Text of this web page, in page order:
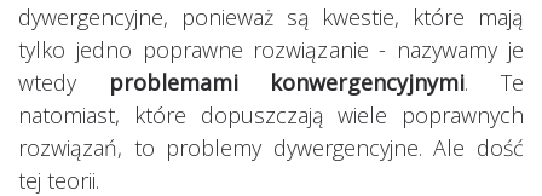
dywergencyjne, ponieważ są kwestie, które mają
tylko jedno poprawne rozwiązanie - nazywamy je
wtedy problemami konwergencyjnymi. Te
natomiast, które dopuszczają wiele poprawnych
rozwiązań, to problemy dywergencyjne. Ale dość
tej teorii.